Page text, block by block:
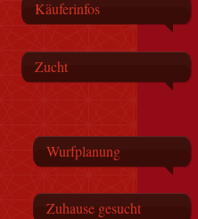
Käuferinfos
Zucht
Wurfplanung
Zuhause gesucht